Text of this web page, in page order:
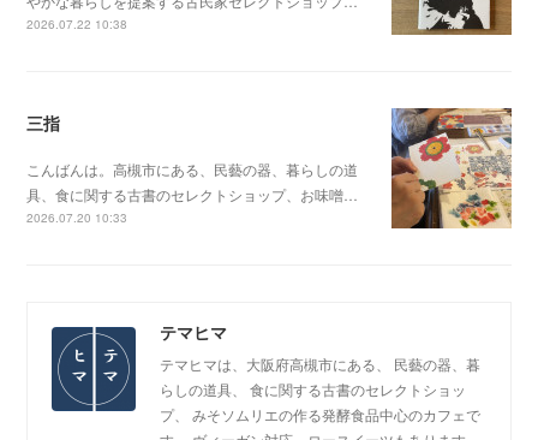
2026.07.22 10:38
三指
こんばんは。高槻市にある、民藝の器、暮らしの道
具、食に関する古書のセレクトショップ、お味噌…
2026.07.20 10:33
テマヒマ
テマヒマは、大阪府高槻市にある、 民藝の器、暮
らしの道具、 食に関する古書のセレクトショッ
プ、 みそソムリエの作る発酵食品中心のカフェで